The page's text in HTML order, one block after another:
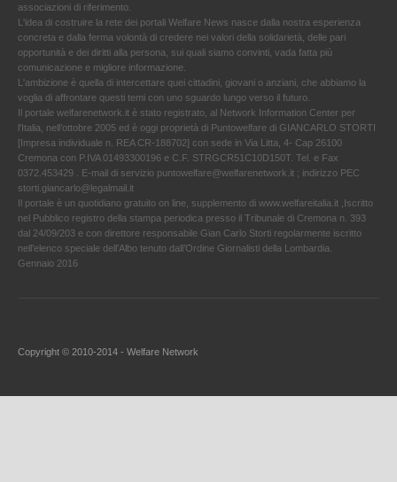
associazioni di riferimento.
L'idea di costruire la rete dei portali Welfare News nasce dalla nostra esperienza
concreta e dalla ferma volontà di credere nei valori della solidarietà, delle pari
opportunità e dei diritti alla persona, sui quali siamo convinti, vada fatta più
comunicazione e migliore informazione.
L'ambizione è quella di intercettare quei cittadini, giovani o anziani, che abbiamo la
voglia di affrontare questi temi con uno sguardo lungo verso il futuro.
Il portale welfarenetwork.it è stato registrato, al Network Information Center per
l'Italia, nell’ottobre 2005 ed è oggi proprietà di Puntowelfare di GIANCARLO STORTI
[Impresa individuale n. REA CR-188702] con sede in Via Litta, 4- Cap 26100
Cremona con P.IVA 01493300196 e C.F. STRGCR51C10D150T. Tel. e Fax
0372.453429 . E-mail di servizio puntowelfare@welfarenetwork.it ; indirizzo PEC
storti.giancarlo@legalmail.it
Il portale è un quotidiano gratuito on line, supplemento di www.welfareitalia.it ,Iscritto
nel Pubblico registro della stampa periodica presso il Tribunale di Cremona n. 393
dal 24/09/203 e con direttore responsabile Gian Carlo Storti regolarmente iscritto
nell’elenco speciale dell’Albo tenuto dall’Ordine Giornalisti della Lombardia.
Gennaio 2016
Copyright © 2010-2014 - Welfare Network